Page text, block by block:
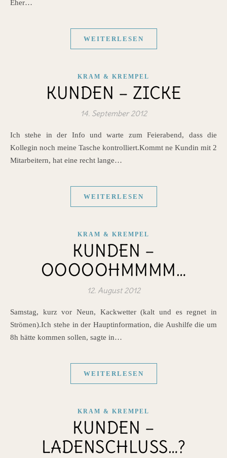
Eher…
WEITERLESEN
KRAM & KREMPEL
KUNDEN – ZICKE
14. September 2012
Ich stehe in der Info und warte zum Feierabend, dass die
Kollegin noch meine Tasche kontrolliert.Kommt ne Kundin mit 2
Mitarbeitern, hat eine recht lange…
WEITERLESEN
KRAM & KREMPEL
KUNDEN –
OOOOOHMMMM…
12. August 2012
Samstag, kurz vor Neun, Kackwetter (kalt und es regnet in
Strömen).Ich stehe in der Hauptinformation, die Aushilfe die um
8h hätte kommen sollen, sagte in…
WEITERLESEN
KRAM & KREMPEL
KUNDEN –
LADENSCHLUSS…?